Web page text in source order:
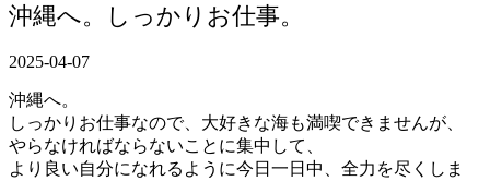
沖縄へ。しっかりお仕事。
2025-04-07
沖縄へ。
しっかりお仕事なので、大好きな海も満喫できませんが、
やらなければならないことに集中して、
より良い自分になれるように今日一日中、全力を尽くしま